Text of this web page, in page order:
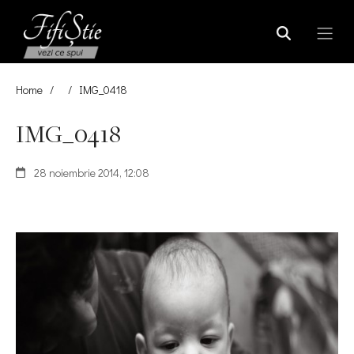
Home / / IMG_0418
IMG_0418
28 noiembrie 2014, 12:08